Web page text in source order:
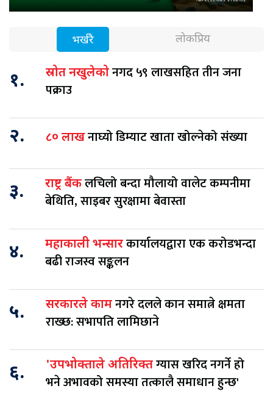
भर्खरै लोकप्रिय
१. स्रोत नखुलेकोनगद ५९ लाखसहित तीन जना
पक्राउ
२. ८० लाखनाघ्यो डिम्याट खाता खोल्नेको संख्या
३. राष्ट्र बैंकलचिलो बन्दा मौलायो वालेट कम्पनीमा
बेथिति, साइबर सुरक्षामा बेवास्ता
४. महाकाली भन्सारकार्यालयद्वारा एक करोडभन्दा
बढी राजस्व सङ्कलन
५. सरकारले कामनगरे दलले कान समात्ने क्षमता
राख्छ: सभापति लामिछाने
६. 'उपभोक्ताले अतिरिक्तग्यास खरिद नगर्ने हो
भने अभावको समस्या तत्कालै समाधान हुन्छ'